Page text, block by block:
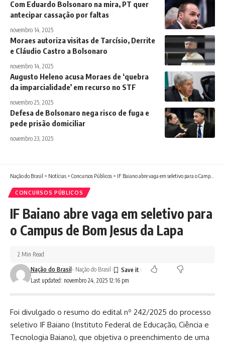
Com Eduardo Bolsonaro na mira, PT quer
antecipar cassação por faltas
novembro 14, 2025
Moraes autoriza visitas de Tarcísio, Derrite
e Cláudio Castro a Bolsonaro
novembro 14, 2025
Augusto Heleno acusa Moraes de ‘quebra
da imparcialidade’ em recurso no STF
novembro 25, 2025
Defesa de Bolsonaro nega risco de fuga e
pede prisão domiciliar
novembro 23, 2025
Nação do Brasil > Notícias > Concursos Públicos > IF Baiano abre vaga em seletivo para o Campus de Bom Jesus da Lapa
CONCURSOS PÚBLICOS
IF Baiano abre vaga em seletivo para
o Campus de Bom Jesus da Lapa
Last updated: novembro 24, 2025 12:16 pm
Nação do Brasil - Nação do Brasil
2 Min Read
Foi divulgado o resumo do edital nº 242/2025 do processo
seletivo IF Baiano (Instituto Federal de Educação, Ciência e
Tecnologia Baiano), que objetiva o preenchimento de uma